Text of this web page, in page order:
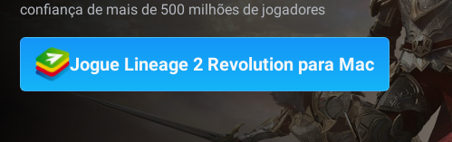
confiança de mais de 500 milhões de jogadores
Jogue Lineage 2 Revolution para Mac